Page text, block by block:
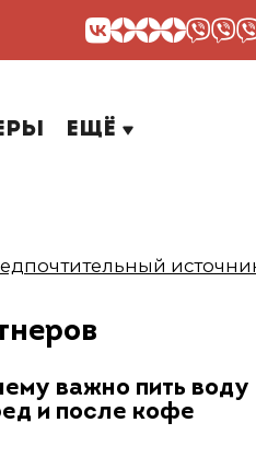
Ещё
важно пить воду
и после кофе